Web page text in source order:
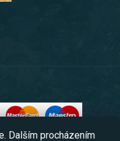
Dalším procházením